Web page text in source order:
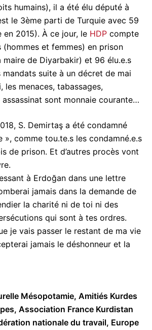
humains), il a été élu député à
le 3ème parti de Turquie avec 59
en 2015). À ce jour, le HDP compte
(hommes et femmes) en prison
maire de Diyarbakir) et 96 élu.e.s
suite à un décret de mai
les menaces, tabassages,
sont monnaie courante…
S. Demirtaş a été condamné
», comme tou.te.s les condamné.e.s
de prison. Et d’autres procès vont
à Erdoğan dans une lettre
jamais dans la demande de
la charité ni de toi ni des
qui sont à tes ordres.
je vais passer le restant de ma vie
jamais le déshonneur et la
Mésopotamie, Amitiés Kurdes
Association France Kurdistan
nationale du travail, Europe